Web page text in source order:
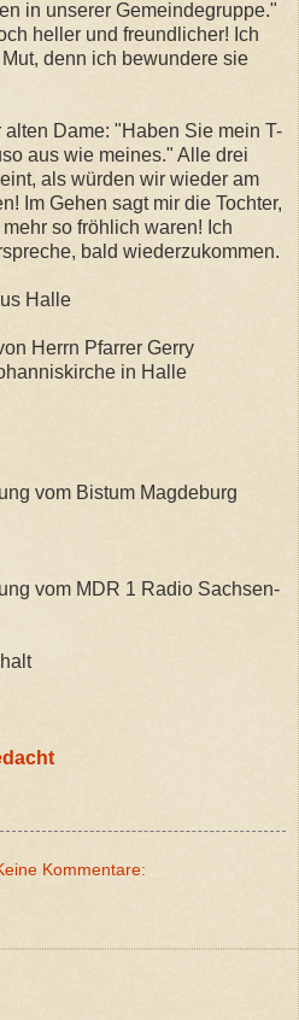
in unserer Gemeindegruppe."
heller und freundlicher! Ich
denn ich bewundere sie
Dame: "Haben Sie mein T-
aus wie meines." Alle drei
als würden wir wieder am
Im Gehen sagt mir die Tochter,
so fröhlich waren! Ich
bald wiederzukommen.
Halle
Herrn Pfarrer Gerry
in Halle
vom Bistum Magdeburg
vom MDR 1 Radio Sachsen-
Kommentare: